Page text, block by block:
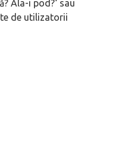
Ăla-i pod?‘ sau
de utilizatorii